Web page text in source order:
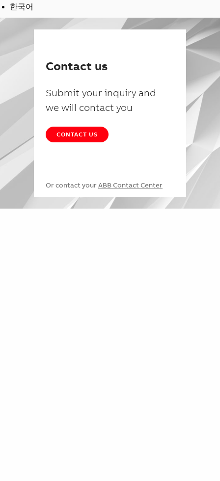
한국어
Contact us
Submit your inquiry and
we will contact you
CONTACT US
Or contact your ABB Contact Center